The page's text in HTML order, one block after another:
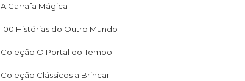
A Garrafa Mágica
100 Histórias do Outro Mundo
Coleção O Portal do Tempo
Coleção Clássicos a Brincar